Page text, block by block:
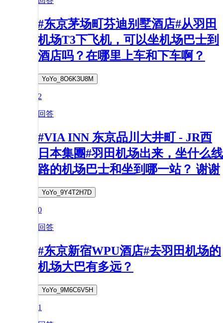
#东京茅场町芬迪别墅酒店#从羽田
机场T3下飞机，可以坐机场巴士到
酒店吗？在哪里上车和下车啊？
YoYo_8O6K3U8M
2
回答
#VIA INN 东京品川大井町 - JR西
日本集團#羽田机场出来，坐什么线
路的机场巴士和坐到哪一站？ 谢谢
YoYo_9Y4T2H7D
0
回答
#东京新宿WPU酒店#去羽田机场的
机场大巴有多远？
YoYo_9M6C6V5H
1